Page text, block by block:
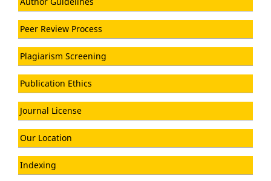
Peer Review Process
Plagiarism Screening
Publication Ethics
Journal License
Our Location
Indexing